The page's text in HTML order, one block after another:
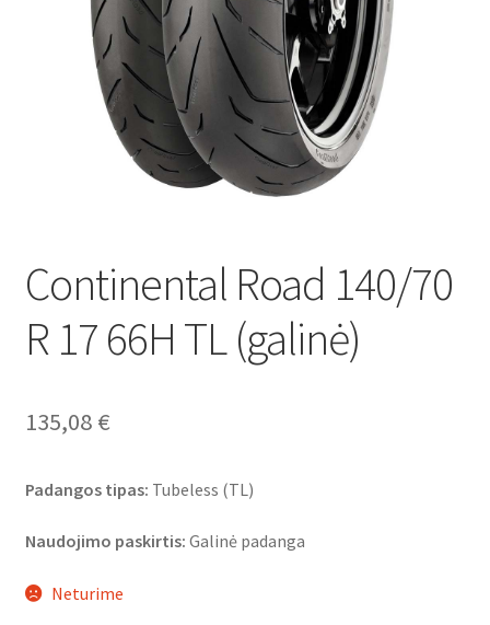
Continental Road 140/70
R 17 66H TL (galinė)
135,08 €
Padangos tipas: Tubeless (TL)
Naudojimo paskirtis: Galinė padanga
Neturime